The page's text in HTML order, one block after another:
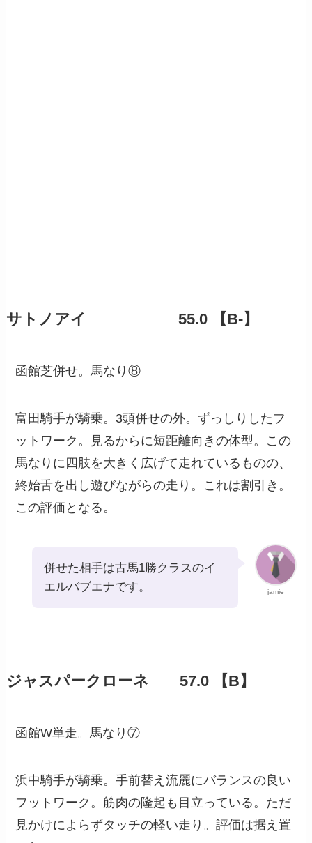
サトノアイ 55.0 【B-】
函館芝併せ。馬なり⑧
富田騎手が騎乗。3頭併せの外。ずっしりしたフ
ットワーク。見るからに短距離向きの体型。この
馬なりに四肢を大きく広げて走れているものの、
終始舌を出し遊びながらの走り。これは割引き。
この評価となる。
jamie
併せた相手は古馬1勝クラスのイ
エルバブエナです。
ジャスパークローネ 57.0 【B】
函館W単走。馬なり⑦
浜中騎手が騎乗。手前替え流麗にバランスの良い
フットワーク。筋肉の隆起も目立っている。ただ
見かけによらずタッチの軽い走り。評価は据え置